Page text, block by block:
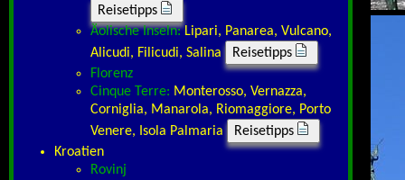
Reisetipps
Äolische Inseln:Lipari, Panarea, Vulcano,
Alicudi, Filicudi, Salina
Reisetipps
Florenz
Cinque Terre: Monterosso, Vernazza,
Corniglia, Manarola, Riomaggiore, Porto
Venere, Isola Palmaria
Reisetipps
Kroatien
Rovinj